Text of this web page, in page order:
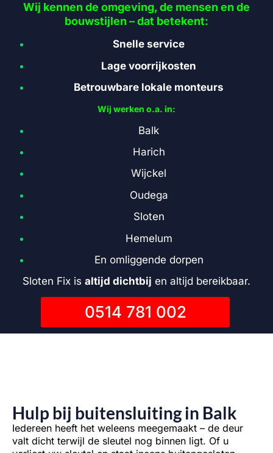
Wij kennen de omgeving, de mensen en de
bouwstijlen – dat betekent:
Snelle service
Lage voorrijkosten
Betrouwbare lokale monteurs
Wij werken o.a. in:
Balk
Harich
Wijckel
Oudega
Sloten
Hemelum
En omliggende dorpen
Sloten Fix is altijd dichtbij en altijd bereikbaar.
0514 781 002
Hulp bij buitensluiting in Balk
Iedereen heeft het weleens meegemaakt – de deur
valt dicht terwijl de sleutel nog binnen ligt. Of u